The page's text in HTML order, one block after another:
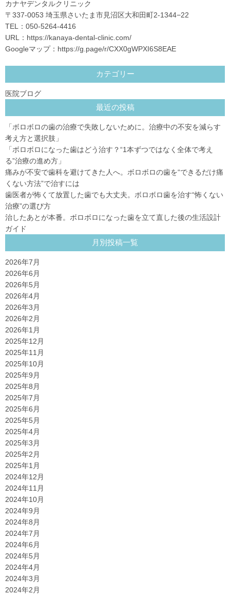
カナヤデンタルクリニック
〒337-0053 埼玉県さいたま市見沼区大和田町2-1344−22
TEL：050-5264-4416
URL： https://kanaya-dental-clinic.com/
Googleマップ： https://g.page/r/CXX0gWPXI6S8EAE
カテゴリー
医院ブログ
最近の投稿
「ボロボロの歯の治療で失敗しないために。治療中の不安を減らす
考え方と選択肢」
「ボロボロになった歯はどう治す？“1本ずつではなく全体で考え
る”治療の進め方」
痛みが不安で歯科を避けてきた人へ。ボロボロの歯を“できるだけ痛
くない方法”で治すには
歯医者が怖くて放置した歯でも大丈夫。ボロボロ歯を治す“怖くない
治療”の選び方
治したあとが本番。ボロボロになった歯を立て直した後の生活設計
ガイド
月別投稿一覧
2026年7月
2026年6月
2026年5月
2026年4月
2026年3月
2026年2月
2026年1月
2025年12月
2025年11月
2025年10月
2025年9月
2025年8月
2025年7月
2025年6月
2025年5月
2025年4月
2025年3月
2025年2月
2025年1月
2024年12月
2024年11月
2024年10月
2024年9月
2024年8月
2024年7月
2024年6月
2024年5月
2024年4月
2024年3月
2024年2月